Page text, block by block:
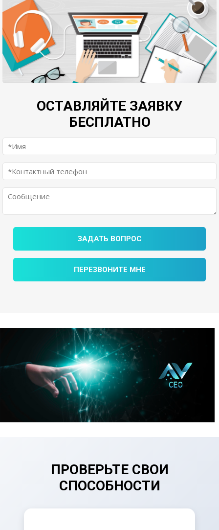
ОСТАВЛЯЙТЕ ЗАЯВКУ
БЕСПЛАТНО
ЗАДАТЬ ВОПРОС
ПЕРЕЗВОНИТЕ МНЕ
ПРОВЕРЬТЕ СВОИ
СПОСОБНОСТИ